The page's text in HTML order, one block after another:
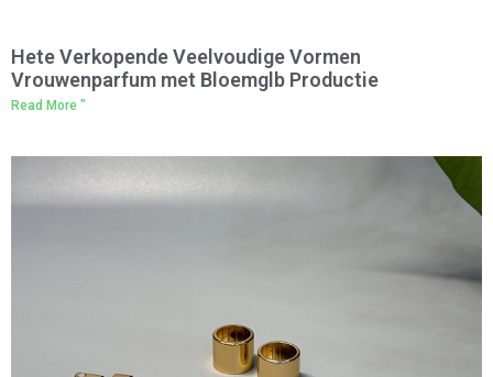
Hete Verkopende Veelvoudige Vormen
Vrouwenparfum met Bloemglb Productie
Read More "